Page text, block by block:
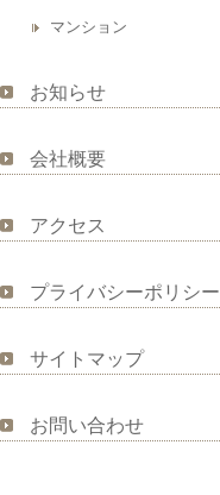
マンション
お知らせ
会社概要
アクセス
プライバシーポリシー
サイトマップ
お問い合わせ